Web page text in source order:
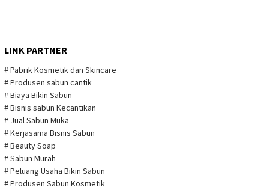
LINK PARTNER
# Pabrik Kosmetik dan Skincare
# Produsen sabun cantik
# Biaya Bikin Sabun
# Bisnis sabun Kecantikan
# Jual Sabun Muka
# Kerjasama Bisnis Sabun
# Beauty Soap
# Sabun Murah
# Peluang Usaha Bikin Sabun
# Produsen Sabun Kosmetik